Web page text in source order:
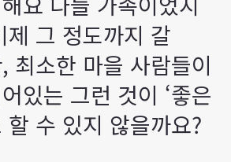
제 그 정도까지 갈
최소한 마을 사람들이
있는 그런 것이 ‘좋은
할 수 있지 않을까요?